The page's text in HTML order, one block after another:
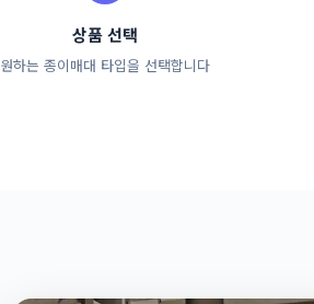
상품 선택
원하는 종이매대 타입을 선택합니다